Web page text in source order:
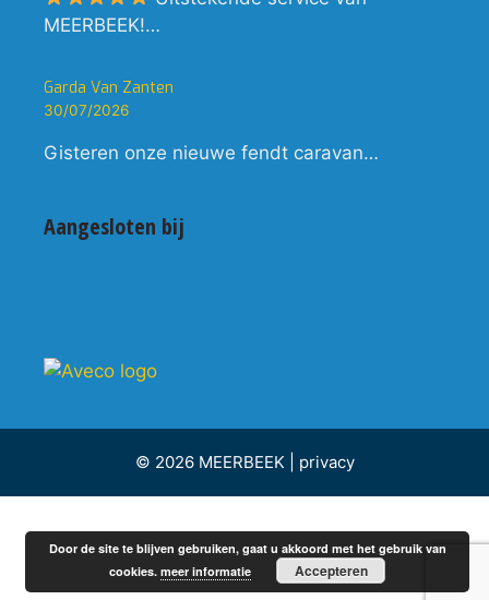
MEERBEEK!…
Garda Van Zanten
30/07/2026
Gisteren onze nieuwe fendt caravan…
Aangesloten bij
© 2026 MEERBEEK | privacy
Door de site te blijven gebruiken, gaat u akkoord met het gebruik van
cookies. meer informatie Accepteren